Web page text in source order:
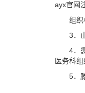
ayx官网
组织相
3．山
4．患
医务科组
5．滕